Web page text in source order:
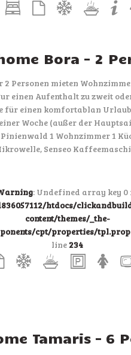
Bora – 2
Personen mieten
einen Aufenthalt zu zweit
für einen komfortablan
Woche (außer der
1 Wohnzimmer 1
Senseo
: Undefined array key 0
htdocs/
content/themes/_the-
cpt/properties/
line 234
Tamaris – 6